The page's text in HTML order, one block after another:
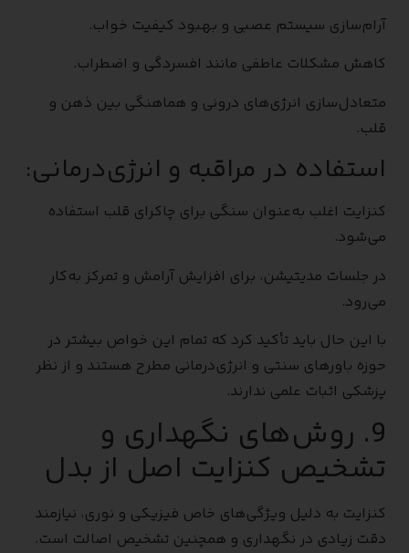
آرام‌سازی سیستم عصبی و بهبود کیفیت خواب.
کاهش مشکلات عاطفی مانند افسردگی و اضطراب.
متعادل‌سازی انرژی‌های درونی و هماهنگی بین ذهن و
قلب.
استفاده در مراقبه و انرژی‌درمانی:
کنزایت اغلب به‌عنوان سنگی برای چاکرای قلب استفاده
می‌شود.
در جلسات مدیتیشن، برای افزایش آرامش و تمرکز به‌کار
می‌رود.
با این حال باید تأکید کرد که تمام این خواص بیشتر در
حوزه باورهای سنتی و انرژی‌درمانی مطرح هستند و از نظر
پزشکی اثبات علمی ندارند.
9. روش‌های نگهداری و
تشخیص کنزایت اصل از بدل
کنزایت به دلیل ویژگی‌های خاص فیزیکی و نوری، نیازمند
دقت زیادی در نگهداری و همچنین تشخیص اصالت است.